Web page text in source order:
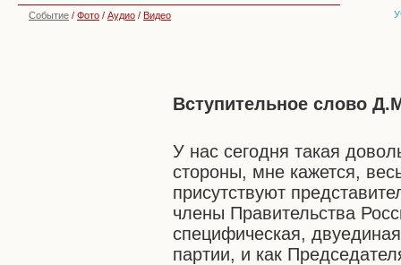
Событие / Фото / Аудио / Видео
Вступительное слово
У нас сегодня такая
стороны, мне кажется,
присутствуют
члены Правительства
специфическая,
партии, и как